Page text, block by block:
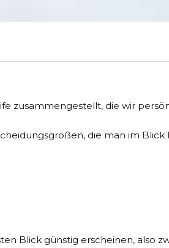
zusammengestellt, die wir
die man im
Blick günstig erscheinen,